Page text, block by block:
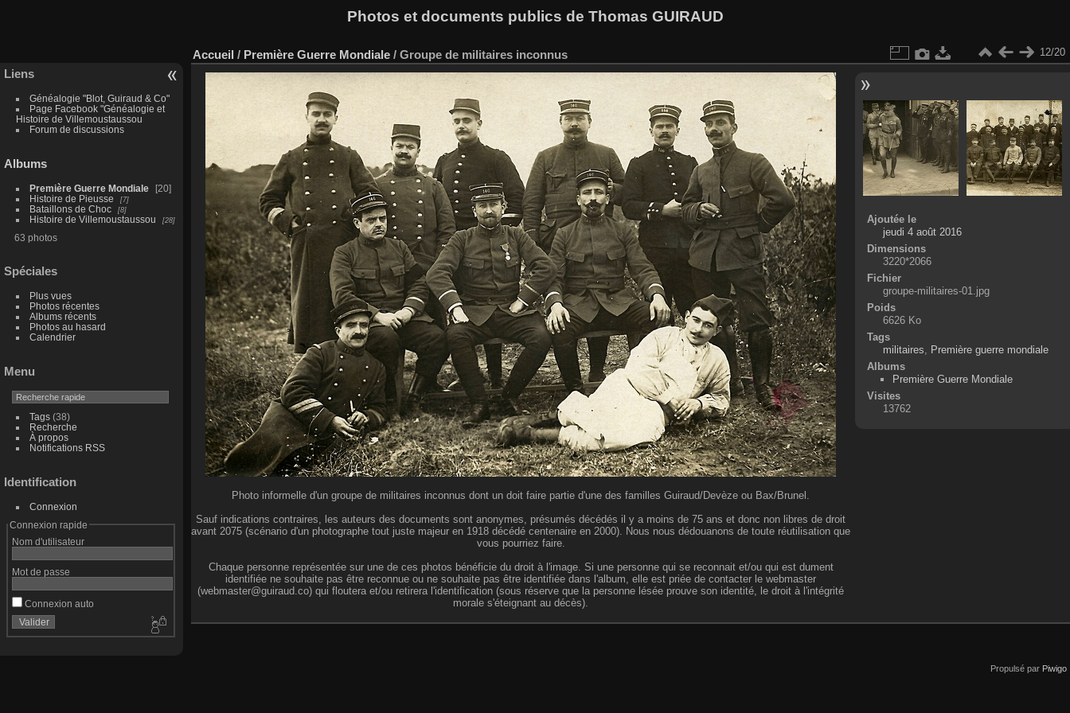
Photos et documents publics de Thomas GUIRAUD
Liens
Généalogie "Blot, Guiraud & Co"
Page Facebook "Généalogie et
Histoire de Villemoustaussou
Forum de discussions
Albums
Première Guerre Mondiale
20
Histoire de Pieusse
7
Bataillons de Choc 8
Histoire de Villemoustaussou 28
63 photos
Spéciales
Plus vues
Photos récentes
Albums récents
Photos au hasard
Calendrier
Menu
Tags(38)
Recherche
À propos
Notifications RSS
Identification
Connexion
Connexion rapide
Nom d'utilisateur
Mot de passe
Connexion auto
Accueil / Première Guerre Mondiale / Groupe de militaires inconnus 12/20
Photo informelle d'un groupe de militaires inconnus dont un doit faire partie d'une des familles Guiraud/Devèze ou Bax/Brunel.
Sauf indications contraires, les auteurs des documents sont anonymes, présumés décédés il y a moins de 75 ans et donc non libres de droit
avant 2075 (scénario d'un photographe tout juste majeur en 1918 décédé centenaire en 2000). Nous nous dédouanons de toute réutilisation que
vous pourriez faire.
Chaque personne représentée sur une de ces photos bénéficie du droit à l'image. Si une personne qui se reconnait et/ou qui est dument
identifiée ne souhaite pas être reconnue ou ne souhaite pas être identifiée dans l'album, elle est priée de contacter le webmaster
(webmaster@guiraud.co) qui floutera et/ou retirera l'identification (sous réserve que la personne lésée prouve son identité, le droit à l'intégrité
morale s'éteignant au décès).
Ajoutée le
jeudi 4 août 2016
Dimensions
3220*2066
Fichier
groupe-militaires-01.jpg
Poids
6626 Ko
Tags
militaires
Première guerre mondiale
Albums
Première Guerre Mondiale
Visites
13762
Propulsé par Piwigo